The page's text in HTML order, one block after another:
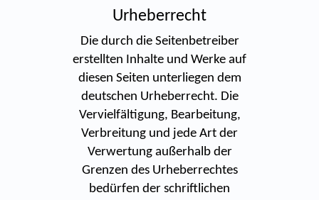
Urheberrecht
Die durch die Seitenbetreiber
erstellten Inhalte und Werke auf
diesen Seiten unterliegen dem
deutschen Urheberrecht. Die
Vervielfältigung, Bearbeitung,
Verbreitung und jede Art der
Verwertung außerhalb der
Grenzen des Urheberrechtes
bedürfen der schriftlichen